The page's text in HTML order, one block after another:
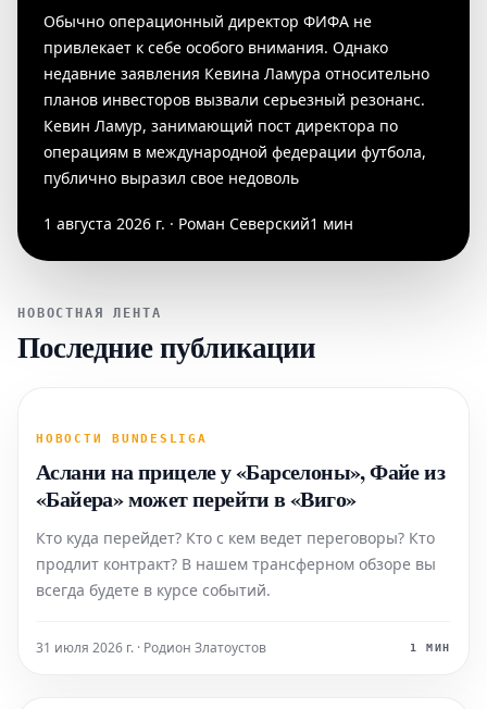
Обычно операционный директор ФИФА не
привлекает к себе особого внимания. Однако
недавние заявления Кевина Ламура относительно
планов инвесторов вызвали серьезный резонанс.
Кевин Ламур, занимающий пост директора по
операциям в международной федерации футбола,
публично выразил свое недоволь
1 августа 2026 г. · Роман Северский1 мин
НОВОСТНАЯ ЛЕНТА
Последние публикации
НОВОСТИ BUNDESLIGA
Аслани на прицеле у «Барселоны», Файе из
«Байера» может перейти в «Виго»
Кто куда перейдет? Кто с кем ведет переговоры? Кто
продлит контракт? В нашем трансферном обзоре вы
всегда будете в курсе событий.
31 июля 2026 г. · Родион Златоустов 1 МИН